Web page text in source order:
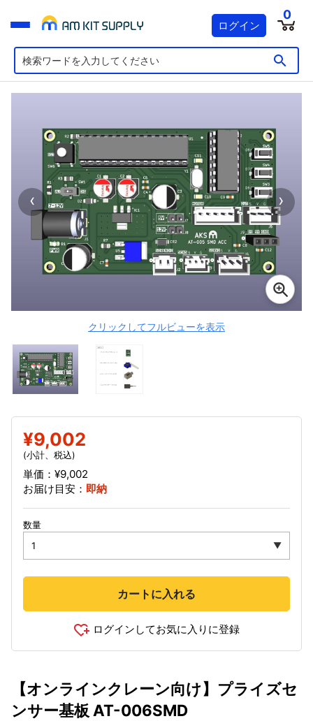
ログイン
0
‹ ›
クリックしてフルビューを表示
【オンラインクレーン向け】プライズセ
ンサー基板 AT-006SMD
¥9,002
(小計、税込)
単価：¥9,002
お届け目安： 即納
数量
カートに入れる
ログインしてお気に入りに登録